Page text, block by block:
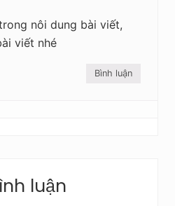
nôi dung bài viết,
viết nhé
Bình luận
luận